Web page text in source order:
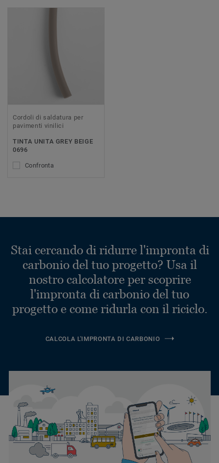
Cordoli di saldatura per
pavimenti vinilici
TINTA UNITA GREY BEIGE
0696
Confronta
Stai cercando di ridurre l'impronta di
carbonio del tuo progetto? Usa il
nostro calcolatore per scoprire
l'impronta di carbonio del tuo
progetto e come ridurla con il riciclo.
CALCOLA L'IMPRONTA DI CARBONIO